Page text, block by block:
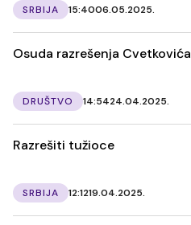
SRBIJA 15:4006.05.2025.
Osuda razrešenja Cvetkovića
DRUŠTVO 14:5424.04.2025.
Razrešiti tužioce
SRBIJA 12:1219.04.2025.